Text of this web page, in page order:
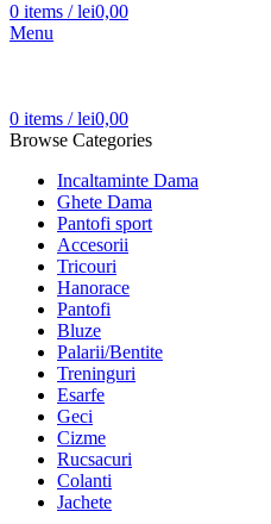
0 items / lei0,00
Menu
0 items / lei0,00
Browse Categories
Incaltaminte Dama
Ghete Dama
Pantofi sport
Accesorii
Tricouri
Hanorace
Pantofi
Bluze
Palarii/Bentite
Treninguri
Esarfe
Geci
Cizme
Rucsacuri
Colanti
Jachete